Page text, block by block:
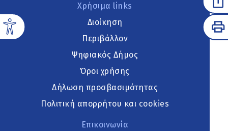
Χρήσιμα links
Διοίκηση
Περιβάλλον
Ψηφιακός Δήμος
Όροι χρήσης
Δήλωση προσβασιμότητας
Πολιτική απορρήτου και cookies
Επικοινωνία